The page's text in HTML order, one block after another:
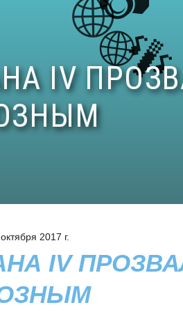
2017 г.
IV